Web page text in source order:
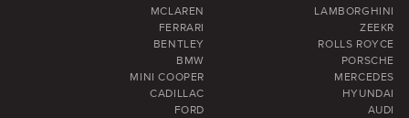
LAMBORGHINI
MCLAREN
ZEEKR
FERRARI
ROLLS ROYCE
BENTLEY
PORSCHE
BMW
MERCEDES
MINI COOPER
HYUNDAI
CADILLAC
AUDI
FORD